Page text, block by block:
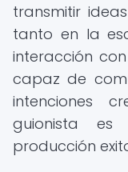
transmitir
tanto en la
interacción
capaz de
intenciones
guionista
producción